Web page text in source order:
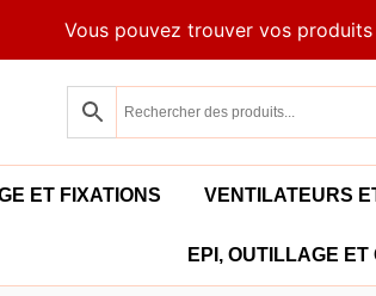
Vous pouvez trouver vos
ET FIXATIONS VENTILATEURS
EPI, OUTILLAGE